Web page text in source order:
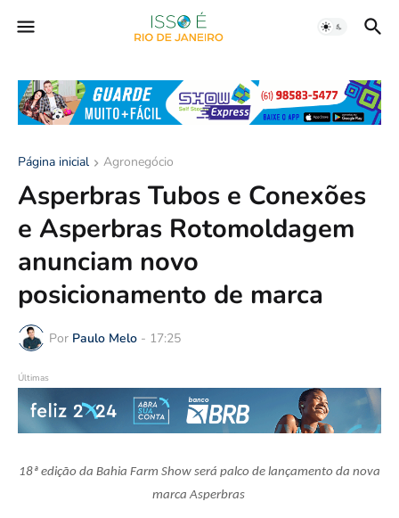
Página inicial Agronegócio
Asperbras Tubos e Conexões
e Asperbras Rotomoldagem
anunciam novo
posicionamento de marca
Por Paulo Melo - 17:25
Últimas
18ª edição da Bahia Farm Show será palco de lançamento da nova
marca Asperbras